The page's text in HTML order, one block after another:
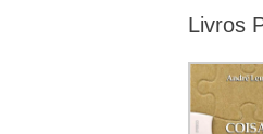
Livros